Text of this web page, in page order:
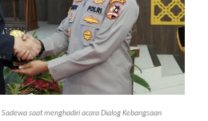
saat menghadiri acara Dialog Kebangsaan